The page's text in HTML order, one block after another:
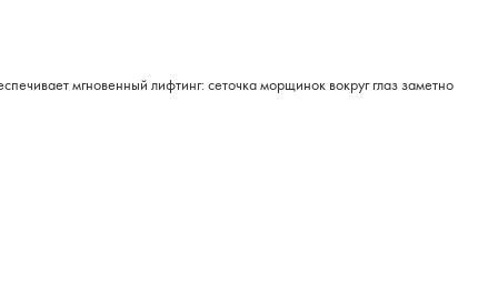
мгновенный лифтинг: сеточка морщинок вокруг глаз заметно